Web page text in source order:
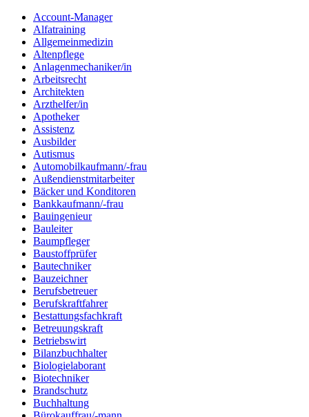
Account-Manager
Alfatraining
Allgemeinmedizin
Altenpflege
Anlagenmechaniker/in
Arbeitsrecht
Architekten
Arzthelfer/in
Apotheker
Assistenz
Ausbilder
Autismus
Automobilkaufmann/-frau
Außendienstmitarbeiter
Bäcker und Konditoren
Bankkaufmann/-frau
Bauingenieur
Bauleiter
Baumpfleger
Baustoffprüfer
Bautechniker
Bauzeichner
Berufsbetreuer
Berufskraftfahrer
Bestattungsfachkraft
Betreuungskraft
Betriebswirt
Bilanzbuchhalter
Biologielaborant
Biotechniker
Brandschutz
Buchhaltung